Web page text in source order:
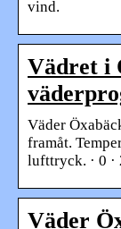
vind.
Vädret i
Väder
framåt.
lufttryck. · 0 ·
Väder